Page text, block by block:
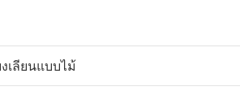
เลียนแบบไม้